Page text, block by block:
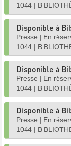
1044 |
Disponible à
Presse | En
1044 |
Disponible à
Presse | En
1044 |
Disponible à
Presse | En
1044 |